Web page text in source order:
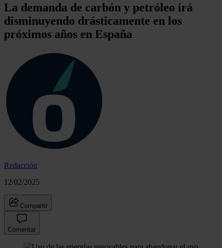
La demanda de carbón y petróleo irá
disminuyendo drásticamente en los
próximos años en España
Redacción
12/02/2025
Compartir
Comentar